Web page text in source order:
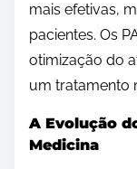
mais efetivas,
pacientes. Os
otimização do
um tratamento
A Evolução
Medicina